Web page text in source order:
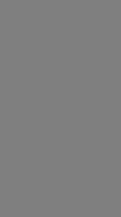
avec fluidité
et la direction.
simultanément des